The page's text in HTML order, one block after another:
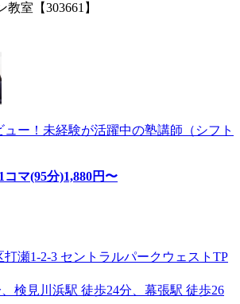
室【303661】
ー！未経験が活躍中の塾講師（シフト
1コマ(95分)1,880円〜
瀬1-2-3 セントラルパークウェストTP
検見川浜駅 徒歩24分、幕張駅 徒歩26